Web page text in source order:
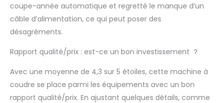
coupe-année automatique et regretté le manque d’un
câble d’alimentation, ce qui peut poser des
désagréments.
Rapport qualité/prix : est-ce un bon investissement ?
Avec une moyenne de 4,3 sur 5 étoiles, cette machine à
coudre se place parmi les équipements avec un bon
rapport qualité/prix. En ajustant quelques détails, comme